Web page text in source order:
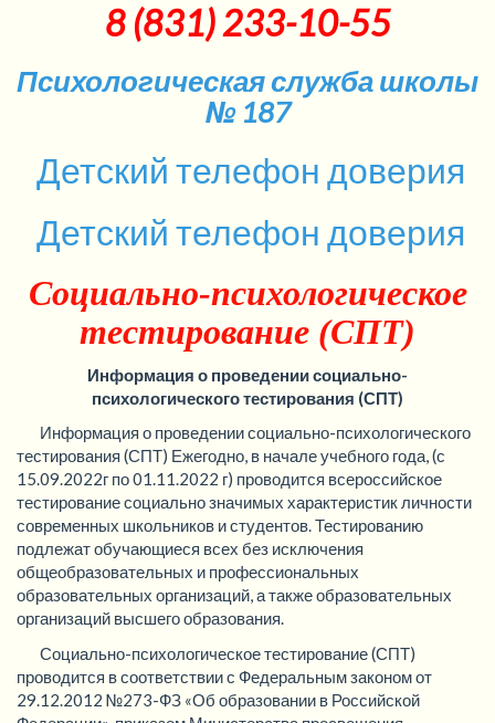
8 (831) 233-10-55
Психологическая служба школы
№ 187
Детский телефон доверия
Детский телефон доверия
Социально-психологическое
тестирование (СПТ)
Информация о проведении социально-
психологического тестирования (СПТ)
Информация о проведении социально-психологического
тестирования (СПТ) Ежегодно, в начале учебного года, (с
15.09.2022г по 01.11.2022 г) проводится всероссийское
тестирование социально значимых характеристик личности
современных школьников и студентов. Тестированию
подлежат обучающиеся всех без исключения
общеобразовательных и профессиональных
образовательных организаций, а также образовательных
организаций высшего образования.
Социально-психологическое тестирование (СПТ)
проводится в соответствии с Федеральным законом от
29.12.2012 №273-ФЗ «Об образовании в Российской